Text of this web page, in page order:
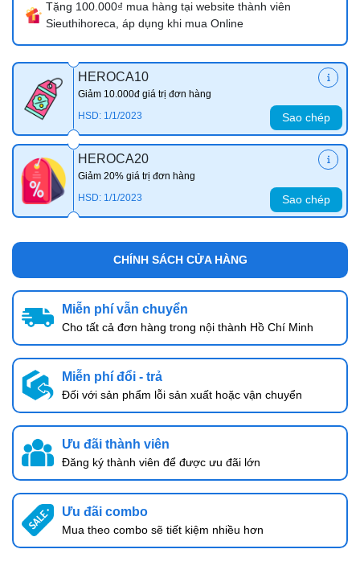
Tặng 100.000₫ mua hàng tại website thành viên
Sieuthihoreca, áp dụng khi mua Online
HEROCA10
Giảm 10.000đ giá trị đơn hàng
HSD: 1/1/2023
Sao chép
HEROCA20
Giảm 20% giá trị đơn hàng
HSD: 1/1/2023
Sao chép
CHÍNH SÁCH CỬA HÀNG
Miễn phí vẫn chuyển
Cho tất cả đơn hàng trong nội thành Hồ Chí Minh
Miễn phí đổi - trả
Đối với sản phẩm lỗi sản xuất hoặc vận chuyển
Ưu đãi thành viên
Đăng ký thành viên để được ưu đãi lớn
Ưu đãi combo
Mua theo combo sẽ tiết kiệm nhiều hơn